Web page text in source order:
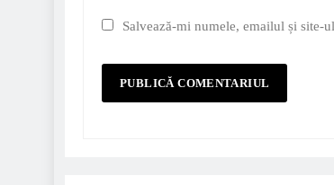
Salvează-mi numele, emailul și site-